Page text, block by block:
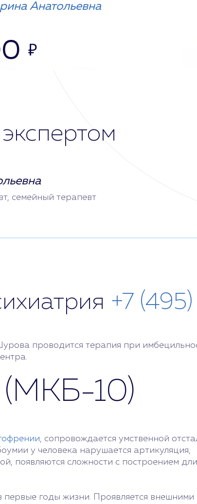
Анатольевна
₽
семейный терапевт
+7
проводится терапия при
10)
, сопровождается умственной
у человека нарушается артикуляция,
появляются сложности с построением
первые годы жизни. Проявляется внешними